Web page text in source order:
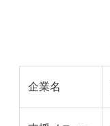
企業名